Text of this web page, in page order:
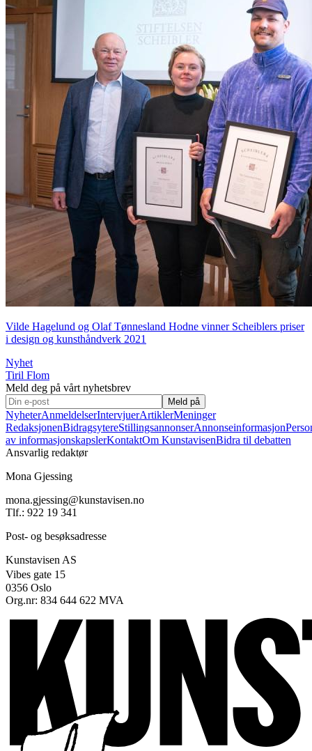
Vilde Hagelund og Olaf Tønnesland Hodne vinner Scheiblers priser
i design og kunsthåndverk 2021
Nyhet
Tiril Flom
Meld deg på vårt nyhetsbrev
Meld på
NyheterAnmeldelserIntervjuerArtiklerMeninger
RedaksjonenBidragsytereStillingsannonserAnnonseinformasjon
av informasjonskapslerKontaktOm KunstavisenBidra til debatten
Ansvarlig redaktør
Mona Gjessing
mona.gjessing@kunstavisen.no
Tlf.: 922 19 341
Post- og besøksadresse
Kunstavisen AS
Vibes gate 15
0356 Oslo
Org.nr: 834 644 622 MVA